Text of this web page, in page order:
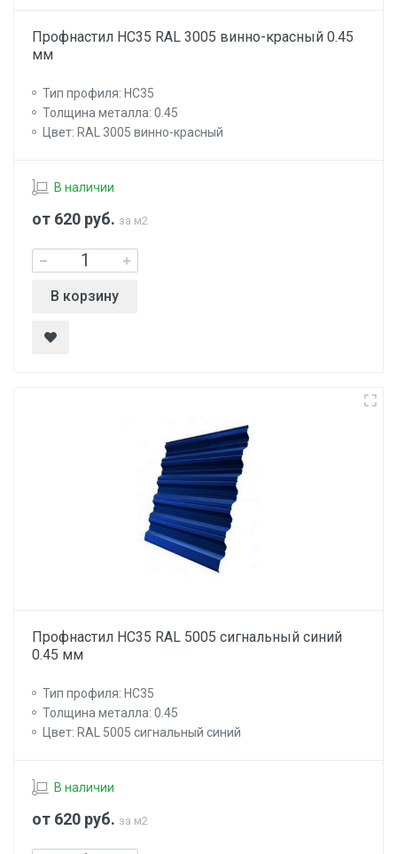
Профнастил НС35 RAL 3005 винно-красный 0.45
мм
Тип профиля: НС35
Толщина металла: 0.45
Цвет: RAL 3005 винно-красный
В наличии
от 620 руб. за м2
В корзину
Профнастил НС35 RAL 5005 сигнальный синий
0.45 мм
Тип профиля: НС35
Толщина металла: 0.45
Цвет: RAL 5005 сигнальный синий
В наличии
от 620 руб. за м2